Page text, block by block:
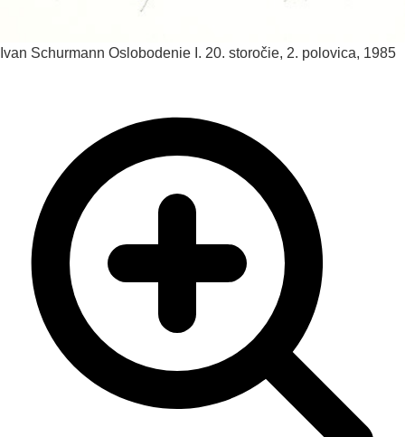
Ivan Schurmann Oslobodenie I. 20. storočie, 2. polovica, 1985